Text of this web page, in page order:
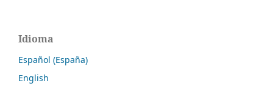
Idioma
Español (España)
English